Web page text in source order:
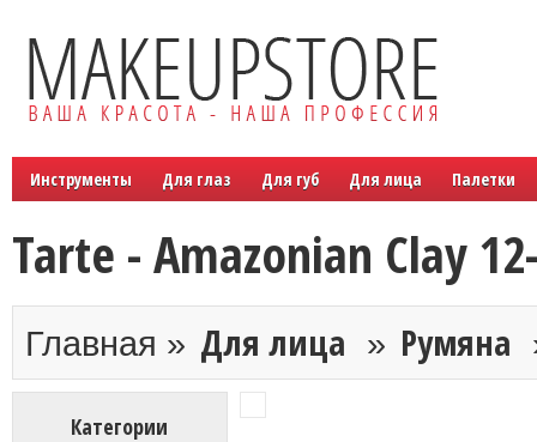
Инструменты Для глаз Для губ Для лица Палетки
Tarte - Amazonian Clay
Главная » Для лица » Румяна
Категории